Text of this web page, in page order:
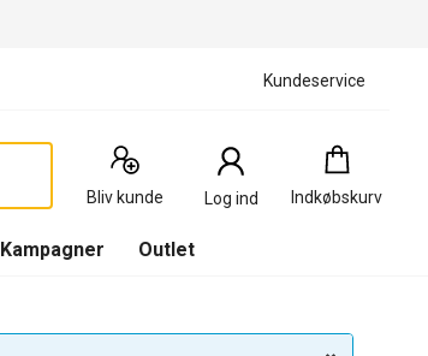
Kundeservice
Bliv kunde Log ind Indkøbskurv
Indkøbskurv
0
Produkter
Kampagner Outlet